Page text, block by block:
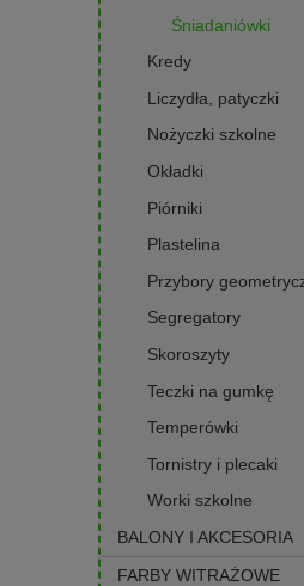
Śniadaniówki
Kredy
Liczydła, patyczki
Nożyczki szkolne
Okładki
Piórniki
Plastelina
Przybory
Segregatory
Skoroszyty
Teczki na gumkę
Temperówki
Tornistry i plecaki
Worki szkolne
BALONY I AKCESORIA
FARBY WITRAŻOWE